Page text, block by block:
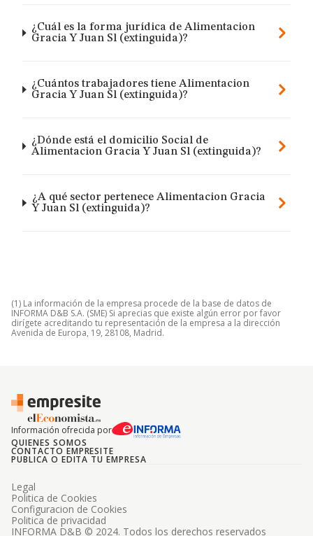
¿Cuál es la forma jurídica de Alimentacion
Gracia Y Juan Sl (extinguida)?
¿Cuántos trabajadores tiene Alimentacion
Gracia Y Juan Sl (extinguida)?
¿Dónde está el domicilio Social de
Alimentacion Gracia Y Juan Sl (extinguida)?
¿A qué sector pertenece Alimentacion Gracia
Y Juan Sl (extinguida)?
(1) La información de la empresa procede de la base de datos de
INFORMA D&B S.A. (SME) Si aprecias que existe algún error por favor
dirígete acreditando tu representación de la empresa a la dirección
Avenida de Europa, 19, 28108, Madrid.
Información ofrecida por
QUIENES SOMOS
CONTACTO EMPRESITE
PUBLICA O EDITA TU EMPRESA
INFORMA D&B © 2024. Todos los derechos reservados
Legal
Politica de Cookies
Configuracion de Cookies
Politica de privacidad